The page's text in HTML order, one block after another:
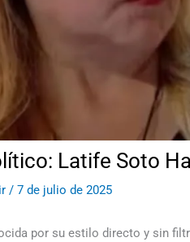
Latife Soto
/ 7 de julio de 2025
por su estilo directo y sin